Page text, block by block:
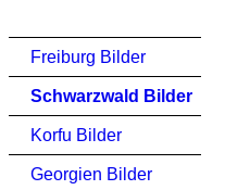
Freiburg Bilder
Schwarzwald Bilder
Korfu Bilder
Georgien Bilder